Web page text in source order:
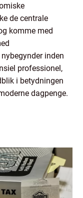
de centrale
komme med
inden
professionel,
i betydningen
dagpenge.